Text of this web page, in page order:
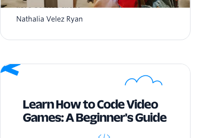
libre-service client
Nathalia Velez Ryan